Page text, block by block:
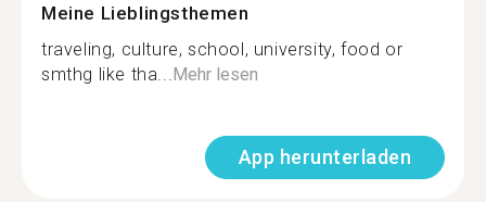
Meine Lieblingsthemen
traveling, culture, school, university, food or
smthg like tha... Mehr lesen
App herunterladen